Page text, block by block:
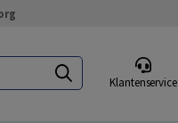
Klantenservice